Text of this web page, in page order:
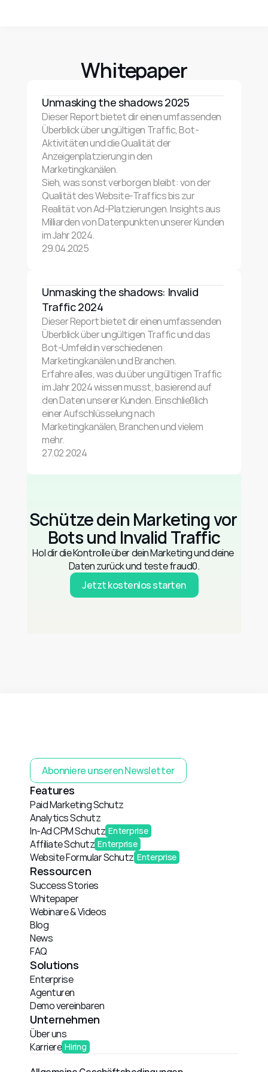
Whitepaper
Unmasking the shadows 2025
Dieser Report bietet dir einen umfassenden
Überblick über ungültigen Traffic, Bot-
Aktivitäten und die Qualität der
Anzeigenplatzierung in den
Marketingkanälen.
Sieh, was sonst verborgen bleibt: von der
Qualität des Website-Traffics bis zur
Realität von Ad-Platzierungen. Insights aus
Milliarden von Datenpunkten unserer Kunden
im Jahr 2024.
29.04.2025
Unmasking the shadows: Invalid
Traffic 2024
Dieser Report bietet dir einen umfassenden
Überblick über ungültigen Traffic und das
Bot-Umfeld in verschiedenen
Marketingkanälen und Branchen.
Erfahre alles, was du über ungültigen Traffic
im Jahr 2024 wissen musst, basierend auf
den Daten unserer Kunden. Einschließlich
einer Aufschlüsselung nach
Marketingkanälen, Branchen und vielem
mehr.
27.02.2024
Schütze dein Marketing vor
Bots und Invalid Traffic
Hol dir die Kontrolle über dein Marketing und deine
Daten zurück und teste fraud0.
Jetzt kostenlos starten
Abonniere unseren Newsletter
Features
Paid Marketing Schutz
Analytics Schutz
In-Ad CPM Schutz Enterprise
Affiliate Schutz Enterprise
Website Formular Schutz Enterprise
Ressourcen
Success Stories
Whitepaper
Webinare & Videos
Blog
News
FAQ
Solutions
Enterprise
Agenturen
Demo vereinbaren
Unternehmen
Über uns
Karriere Hiring